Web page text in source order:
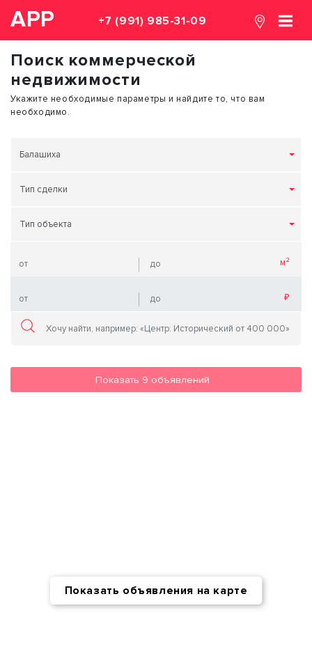
АРР +7 (991) 985-31-09
Поиск коммерческой
недвижимости
Укажите необходимые параметры и найдите то, что вам
необходимо.
Балашиха
Тип сделки
Тип объекта
Показать 9 объявлений
Показать объявления на карте